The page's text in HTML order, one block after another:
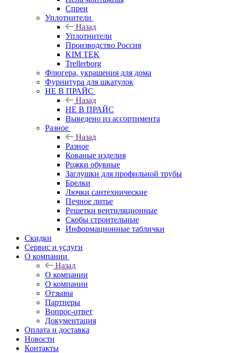
Спреи
Уплотнители
Назад
Уплотнители
Производство Россия
KIM TEK
Trellerborg
Флюгера, украшения для дома
Фурнитура для шкатулок
НЕ В ПРАЙС
Назад
НЕ В ПРАЙС
Выведено из ассортимента
Разное
Назад
Разное
Кованые изделия
Рожки обувные
Заглушки для профильной трубы
Брелки
Лючки сантехнические
Печное литье
Решетки вентиляционные
Скобы строительные
Информационные таблички
Скидки
Сервис и услуги
О компании
Назад
О компании
О компании
Отзывы
Партнеры
Вопрос-ответ
Документация
Оплата и доставка
Новости
Контакты